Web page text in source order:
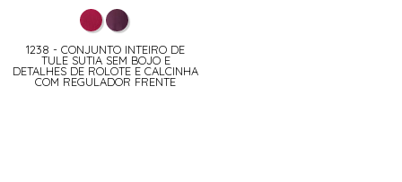
1238 - CONJUNTO INTEIRO DE
TULE SUTIA SEM BOJO E
DETALHES DE ROLOTE E CALCINHA
COM REGULADOR FRENTE